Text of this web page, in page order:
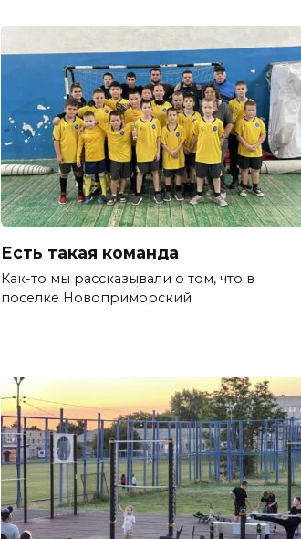
Есть такая команда
Как-то мы рассказывали о том, что в
поселке Новоприморский